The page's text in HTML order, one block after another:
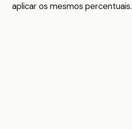
aplicar os mesmos percentuais.